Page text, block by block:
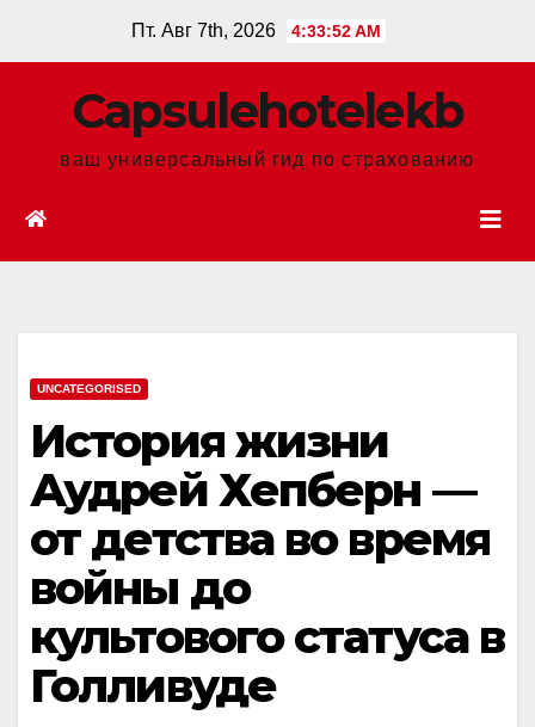
Пт. Авг 7th, 2026 4:33:53 AM
Сapsulehotelekb
ваш универсальный гид по страхованию
UNCATEGORISED
История жизни
Аудрей Хепберн —
от детства во время
войны до
культового статуса в
Голливуде